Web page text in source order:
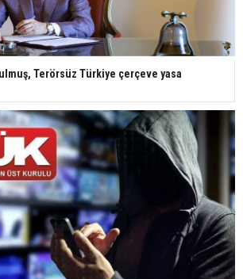
Ünlü türkücü Mahmut Tuncer estetik operasyon
geçirdi: Son hali gündem oldu
Yerli turist 229,7 milyar lira seyahat harcaması
yaptı
Gazze'deki Sağlık Bakanlığı duyurdu: Vahşetin
pençesinde 2 salgın vaka tespit edildi
Terörsüz Türkiye çerçeve yasa